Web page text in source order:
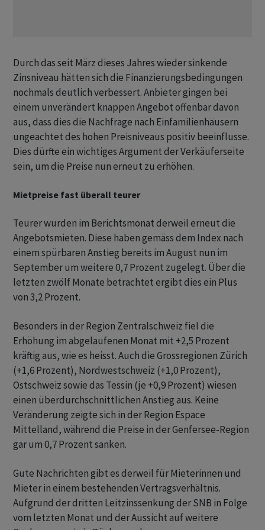
Durch das seit März dieses Jahres wieder sinkende
Zinsniveau hätten sich die Finanzierungsbedingungen
nochmals deutlich verbessert. Anbieter gingen bei
einem unverändert knappen Angebot offenbar davon
aus, dass dies die Nachfrage nach Einfamilienhäusern
ungeachtet des hohen Preisniveaus positiv beeinflusse.
Dies dürfte ein wichtiges Argument der Verkäuferseite
sein, um die Preise nun erneut zu erhöhen.
Mietpreise fast überall teurer
Teurer wurden im Berichtsmonat derweil erneut die
Angebotsmieten. Diese haben gemäss dem Index nach
einem spürbaren Anstieg bereits im August nun im
September um weitere 0,7 Prozent zugelegt. Über die
letzten zwölf Monate betrachtet ergibt dies ein Plus
von 3,2 Prozent.
Besonders in der Region Zentralschweiz fiel die
Erhöhung im abgelaufenen Monat mit +2,5 Prozent
kräftig aus, wie es heisst. Auch die Grossregionen Zürich
(+1,6 Prozent), Nordwestschweiz (+1,0 Prozent),
Ostschweiz sowie das Tessin (je +0,9 Prozent) wiesen
einen überdurchschnittlichen Anstieg aus. Keine
Veränderung zeigte sich in der Region Espace
Mittelland, während die Preise in der Genfersee-Region
gar um 0,7 Prozent sanken.
Gute Nachrichten gibt es derweil für Mieterinnen und
Mieter in einem bestehenden Vertragsverhältnis.
Aufgrund der dritten Leitzinssenkung der SNB in Folge
vom letzten Monat und der Aussicht auf weitere